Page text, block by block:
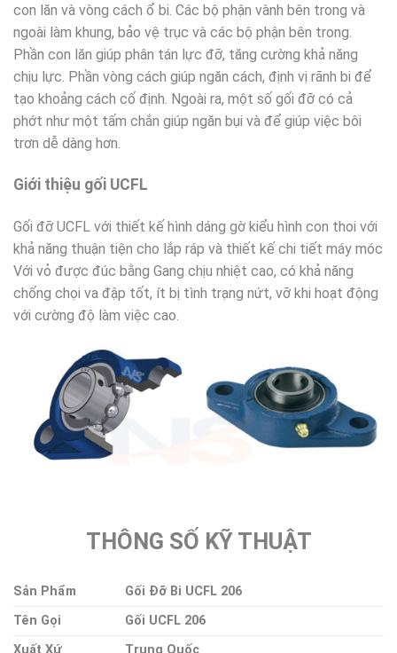
con lăn và vòng cách ổ bi. Các bộ phận vành bên trong và
ngoài làm khung, bảo vệ trục và các bộ phận bên trong.
Phần con lăn giúp phân tán lực đỡ, tăng cường khả năng
chịu lực. Phần vòng cách giúp ngăn cách, định vị rãnh bi để
tạo khoảng cách cố định. Ngoài ra, một số gối đỡ có cả
phớt như một tấm chắn giúp ngăn bụi và để giúp việc bôi
trơn dễ dàng hơn.
Giới thiệu gối UCFL
Gối đỡ UCFL với thiết kế hình dáng gờ kiểu hình con thoi với
khả năng thuận tiện cho lắp ráp và thiết kế chi tiết máy móc
Với vỏ được đúc bằng Gang chịu nhiệt cao, có khả năng
chống chọi va đập tốt, ít bị tình trạng nứt, vỡ khi hoạt động
với cường độ làm việc cao.
THÔNG SỐ KỸ THUẬT
Sản Phẩm
Gối Đỡ Bi UCFL 206
Tên Gọi
Gối UCFL 206
Xuất Xứ
Trung Quốc